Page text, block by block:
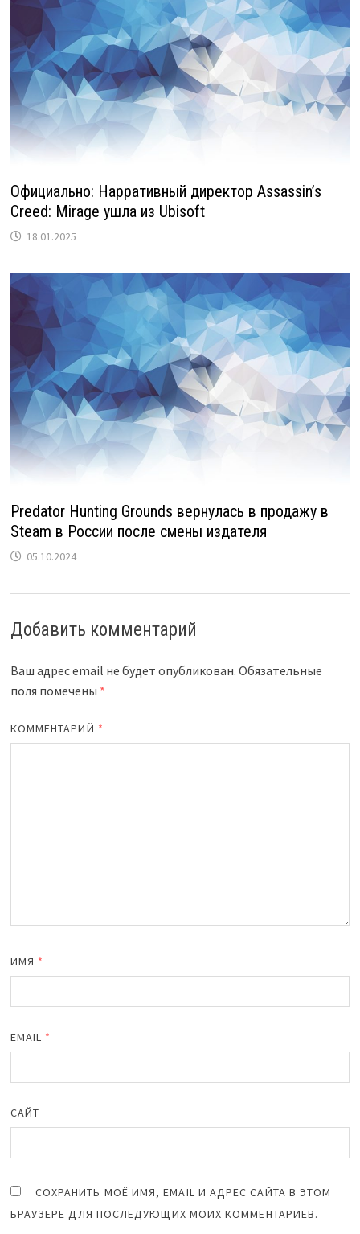
Официально: Нарративный директор Assassin’s
Creed: Mirage ушла из Ubisoft
18.01.2025
Predator Hunting Grounds вернулась в продажу в
Steam в России после смены издателя
05.10.2024
Добавить комментарий
Ваш адрес email не будет опубликован. Обязательные
поля помечены *
КОММЕНТАРИЙ *
ИМЯ *
EMAIL *
САЙТ
СОХРАНИТЬ МОЁ ИМЯ, EMAIL И АДРЕС САЙТА В ЭТОМ
БРАУЗЕРЕ ДЛЯ ПОСЛЕДУЮЩИХ МОИХ КОММЕНТАРИЕВ.